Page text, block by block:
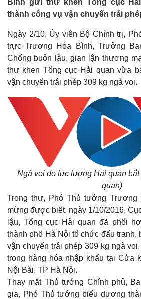
Bình gửi thư khen Tổng cục
thành công vụ vận chuyển trái
Ngày 2/10, Ủy viên Bộ Chính trị,
trực Trương Hòa Bình, Trưởng
Chống buôn lậu, gian lận thương
thư khen Tổng cục Hải quan vừa
vận chuyển trái phép 309 kg ngà voi.
Ngà voi do lực lượng Hải quan
quan)
Trong thư, Phó Thủ tướng Trương
mừng được biết, ngày 1/10/2016,
lậu, Tổng cục Hải quan đã phối
thành phố Hà Nội tổ chức đấu tranh,
vận chuyển trái phép 309 kg ngà
trong hàng hóa nhập khẩu tại Cửa
Nội Bài, TP Hà Nội.
Thay mặt Thủ tướng Chính phủ,
gia, Phó Thủ tướng biểu dương